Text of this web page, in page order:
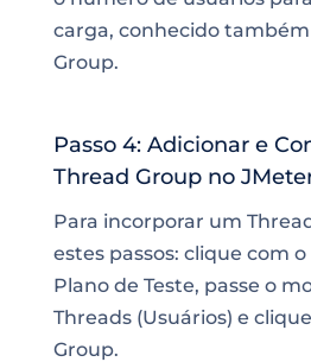
carga, conhecido
Group.
Passo 4: Adicionar e
Thread Group no
Para incorporar um
estes passos: clique com
Plano de Teste, passe o
Threads (Usuários) e
Group.